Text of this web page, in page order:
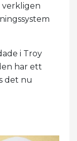
verkligen
i Troy
har ett
det nu